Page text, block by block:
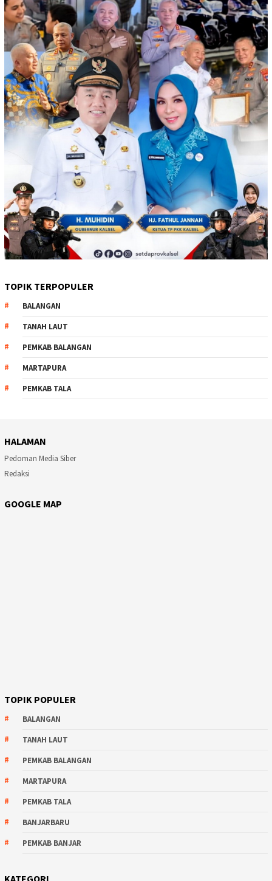
TOPIK TERPOPULER
BALANGAN
TANAH LAUT
PEMKAB BALANGAN
MARTAPURA
PEMKAB TALA
HALAMAN
Pedoman Media Siber
Redaksi
GOOGLE MAP
TOPIK POPULER
BALANGAN
TANAH LAUT
PEMKAB BALANGAN
MARTAPURA
PEMKAB TALA
BANJARBARU
PEMKAB BANJAR